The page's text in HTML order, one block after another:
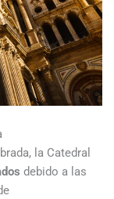
la Catedral
debido a las